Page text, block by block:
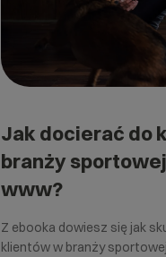
Jak docierać do
branży
www?
Z ebooka dowiesz się jak
klientów w branży